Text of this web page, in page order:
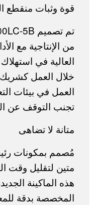
قوة وثبات منقطع
من الإنتاجية مع
العالية في
خلال العمل
العمل في بيئات
تجنب التوقف عن
متانة لا تضاهى
مُصمم بمكونات
متين لتقليل وقت
هذه الماكينة
المخصصة بدقة